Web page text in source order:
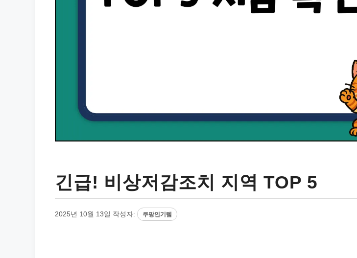
긴급! 비상저감조치 지역 TOP 5
2025년 10월 13일 작성자: 쿠팡인기템